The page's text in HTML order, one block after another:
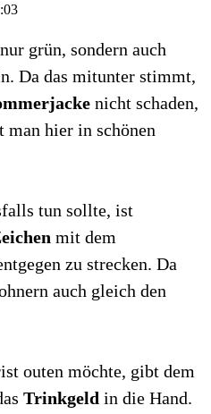
grün, sondern auch
Da das mitunter stimmt,
nicht schaden,
hier in schönen
tun sollte, ist
mit dem
zu strecken. Da
auch gleich den
outen möchte, gibt dem
Trinkgeld in die Hand.